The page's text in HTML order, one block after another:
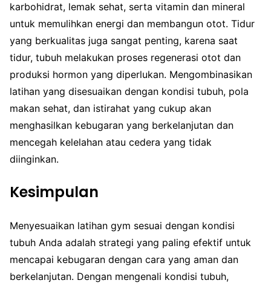
karbohidrat, lemak sehat, serta vitamin dan mineral
untuk memulihkan energi dan membangun otot. Tidur
yang berkualitas juga sangat penting, karena saat
tidur, tubuh melakukan proses regenerasi otot dan
produksi hormon yang diperlukan. Mengombinasikan
latihan yang disesuaikan dengan kondisi tubuh, pola
makan sehat, dan istirahat yang cukup akan
menghasilkan kebugaran yang berkelanjutan dan
mencegah kelelahan atau cedera yang tidak
diinginkan.
Kesimpulan
Menyesuaikan latihan gym sesuai dengan kondisi
tubuh Anda adalah strategi yang paling efektif untuk
mencapai kebugaran dengan cara yang aman dan
berkelanjutan. Dengan mengenali kondisi tubuh,